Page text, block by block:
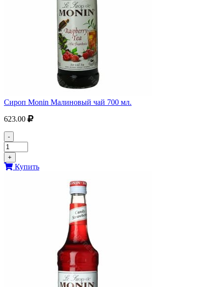
Сироп Monin Малиновый чай 700 мл.
623.00
-
+
Купить